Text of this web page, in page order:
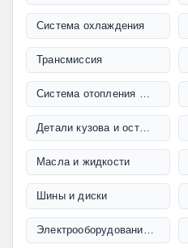
Система охлаждения
Трансмиссия
Система отопления и кондиционирования
Детали кузова и остекление
Масла и жидкости
Шины и диски
Электрооборудование и проводка